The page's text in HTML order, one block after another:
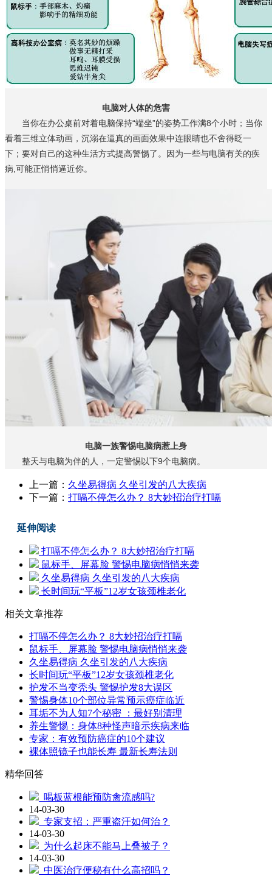
电脑对人体的危害
当你在办公桌前对着电脑保持“端坐”的姿势工作满8个小时；当你
看着三维立体动画，沉溺在逼真的画面效果中连眼睛也不舍得眨一
下；要对自己的这种生活方式提高警惕了。因为一些与电脑有关的疾
病,可能正悄悄逼近你。
电脑一族警惕电脑病惹上身
整天与电脑为伴的人，一定警惕以下9个电脑病。
上一篇： 久坐易得病 久坐引发的八大疾病
下一篇： 打嗝不停怎么办？ 8大妙招治疗打嗝
延伸阅读
打嗝不停怎么办？ 8大妙招治疗打嗝
鼠标手、屏幕脸 警惕电脑病悄悄来袭
久坐易得病 久坐引发的八大疾病
长时间玩“平板”12岁女孩颈椎老化
相关文章推荐
打嗝不停怎么办？ 8大妙招治疗打嗝
鼠标手、屏幕脸 警惕电脑病悄悄来袭
久坐易得病 久坐引发的八大疾病
长时间玩“平板”12岁女孩颈椎老化
护发不当变秃头 警惕护发8大误区
警惕身体10个部位异常预示癌症临近
耳垢不为人知7个秘密 ：最好别清理
养生警惕：身体8种怪声暗示疾病来临
专家：有效预防癌症的10个建议
裸体照镜子也能长寿 最新长寿法则
精华回答
喝板蓝根能预防禽流感吗?
14-03-30
专家支招：严重盗汗如何治？
14-03-30
为什么起床不能马上叠被子？
14-03-30
中医治疗便秘有什么高招吗？